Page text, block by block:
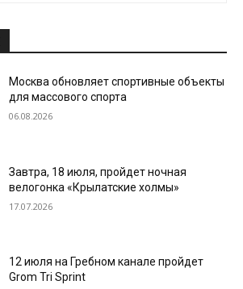
Москва обновляет спортивные объекты
для массового спорта
06.08.2026
Завтра, 18 июля, пройдет ночная
велогонка «Крылатские холмы»
17.07.2026
12 июля на Гребном канале пройдет
Grom Tri Sprint